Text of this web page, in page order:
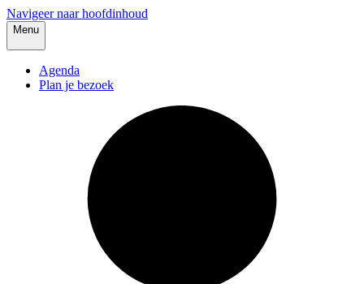
Navigeer naar hoofdinhoud
Menu
Agenda
Plan je bezoek